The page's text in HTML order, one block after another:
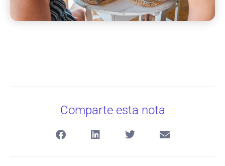
Comparte esta nota